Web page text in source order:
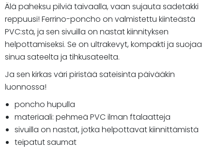
Älä paheksu pilviä taivaalla, vaan sujauta sadetakki
reppuusi! Ferrino-poncho on valmistettu kiinteästä
PVC:stä, ja sen sivuilla on nastat kiinnityksen
helpottamiseksi. Se on ultrakevyt, kompakti ja suojaa
sinua sateelta ja tihkusateelta.
Ja sen kirkas väri piristää sateisinta päivääkin
luonnossa!
poncho hupulla
materiaali: pehmeä PVC ilman ftalaatteja
sivuilla on nastat, jotka helpottavat kiinnittämistä
teipatut saumat